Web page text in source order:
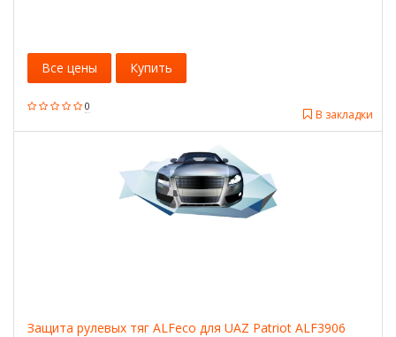
0
В закладки
Все цены Купить
Защита рулевых тяг ALFeco для UAZ Patriot ALF3906